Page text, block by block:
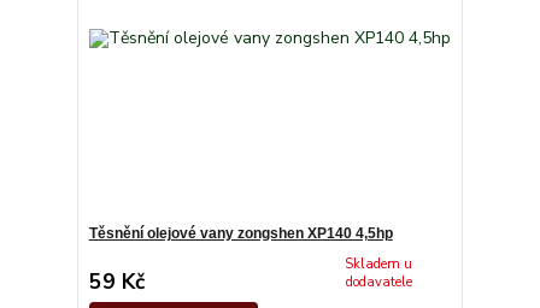
Těsnění olejové vany zongshen XP140 4,5hp
59 Kč
Skladem u
dodavatele